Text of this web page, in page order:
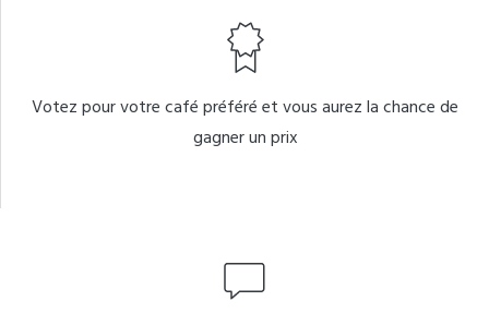
Votez pour votre café préféré et vous aurez la chance de
gagner un prix